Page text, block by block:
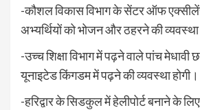
-कौशल विकास विभाग के सेंटर ऑफ
अभ्यर्थियों को भोजन और ठहरने की
-उच्च शिक्षा विभाग में पढ़ने वाले पांच
यूनाइटेड किंगडम में पढ़ने की व्यवस्था होगी।
-हरिद्वार के सिडकुल में हेलीपोर्ट बनाने के